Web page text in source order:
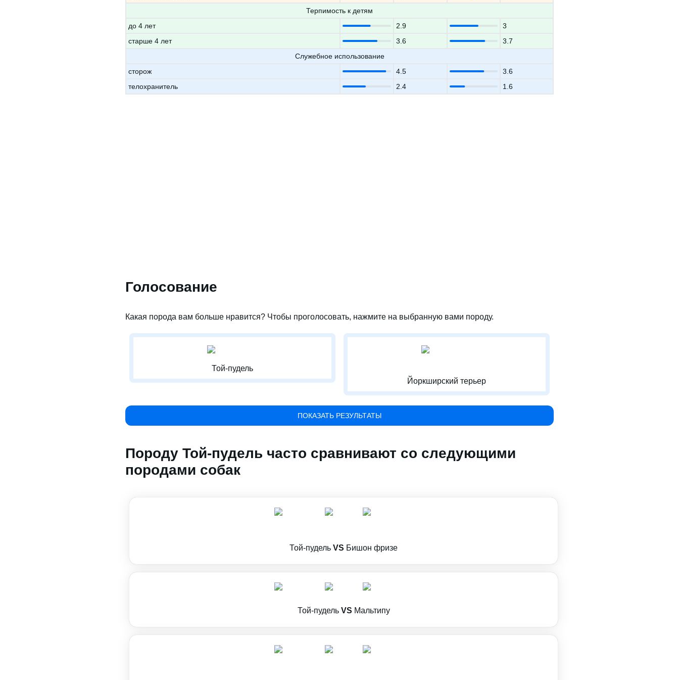
Терпимость к детям
до 4 лет
2.9
3
старше 4 лет
3.6
3.7
Служебное использование
сторож
4.5
3.6
телохранитель
2.4 1.6
Голосование
Какая порода вам больше нравится? Чтобы проголосовать, нажмите на выбранную вами породу.
Той-пудель
Йоркширский терьер
ПОКАЗАТЬ РЕЗУЛЬТАТЫ
Породу Той-пудель часто сравнивают со следующими
породами собак
Той-пудель VS Бишон фризе
Той-пудель VS Мальтипу